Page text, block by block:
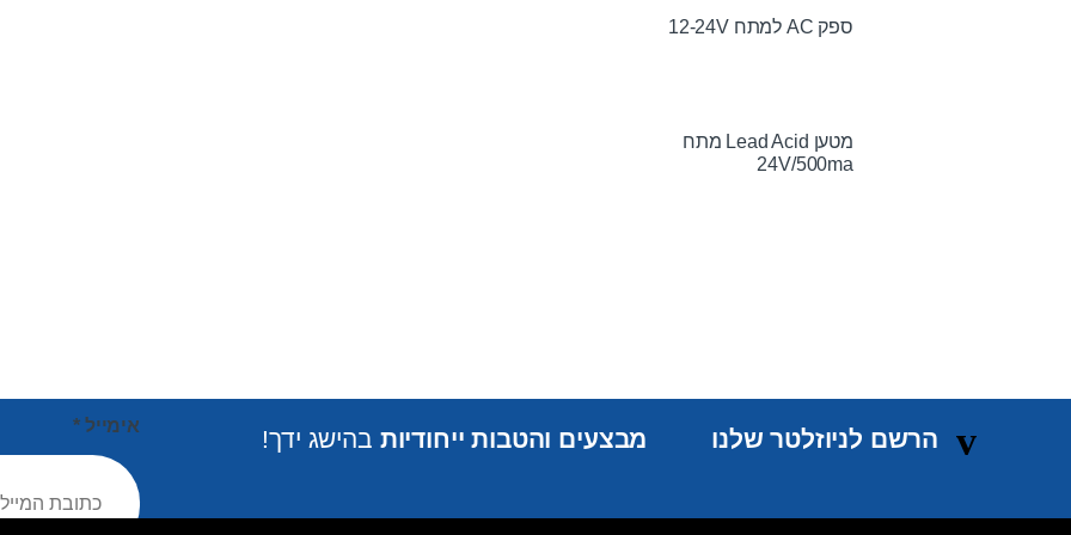
ספק AC למתח 12-24V
מטען Lead Acid מתח
24V/500ma
הרשם לניוזלטר שלנו מבצעים והטבות ייחודיות בהישג ידך! אימייל *